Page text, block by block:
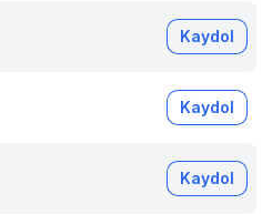
Kaydol
Kaydol
Kaydol